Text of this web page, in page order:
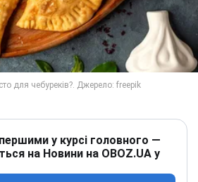
у курсі головного —
на Новини на OBOZ.UA у